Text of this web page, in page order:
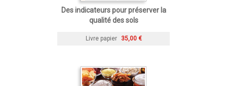
Des indicateurs pour préserver la
qualité des sols
Livre papier 35,00 €